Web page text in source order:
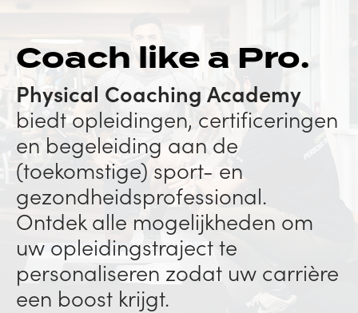
Coach like a Pro.
Physical Coaching Academy
biedt opleidingen, certificeringen
en begeleiding aan de
(toekomstige) sport- en
gezondheidsprofessional.
Ontdek alle mogelijkheden om
uw opleidingstraject te
personaliseren zodat uw carrière
een boost krijgt.